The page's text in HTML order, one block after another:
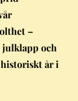
–
julklapp och
år i